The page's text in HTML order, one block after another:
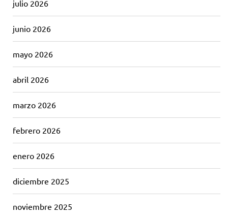
julio 2026
junio 2026
mayo 2026
abril 2026
marzo 2026
febrero 2026
enero 2026
diciembre 2025
noviembre 2025